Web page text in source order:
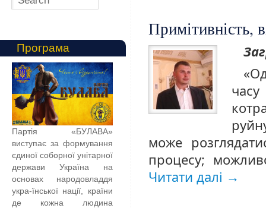
Примітивність,
може
процесу;
Читати далі →
Програма
Партія «БУЛАВА»
виступає за формування
єдиної соборної унітарної
держави Україна на
основах народовладдя
укра-їнської нації, країни
де кожна людина